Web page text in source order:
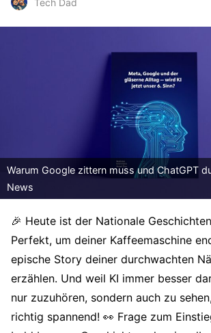
Warum Google zittern muss und ChatGPT
News
🎉 Heute ist der Nationale
Perfekt, um deiner Kaffeemaschine
epische Story deiner durchwachten
erzählen. Und weil KI immer besser
nur zuzuhören, sondern auch zu
richtig spannend! 👀 Frage zum